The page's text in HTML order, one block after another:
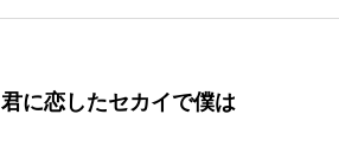
君に恋したセカイで僕は